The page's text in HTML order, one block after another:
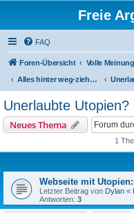
Freie
FAQ
Foren-Übersicht
Alles hinter weg-ziehbaren Vorhängen
Unerlaubte Utopien?
Neues Thema
1
Webseite mit
Letzter Beitrag von Dylan «
Antworten: 3